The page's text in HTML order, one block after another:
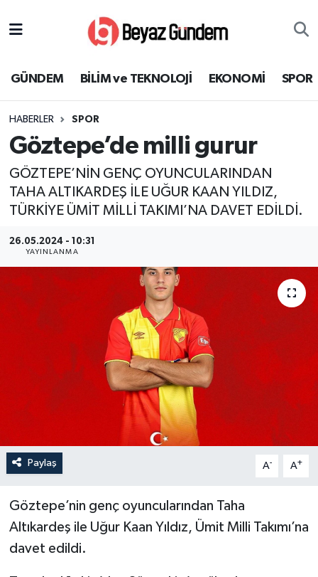
GÜNDEM BİLİM ve TEKNOLOJİ EKONOMİ SPOR
HABERLER SPOR
Göztepe’de milli gurur
GÖZTEPE’NİN GENÇ OYUNCULARINDAN
TAHA ALTIKARDEŞ İLE UĞUR KAAN YILDIZ,
TÜRKİYE ÜMİT MİLLİ TAKIMI’NA DAVET EDİLDİ.
26.05.2024 - 10:31
YAYINLANMA
Paylaş A- A+
Göztepe’nin genç oyuncularından Taha
Altıkardeş ile Uğur Kaan Yıldız, Ümit Milli Takımı’na
davet edildi.
EKONOMİ
SAĞLIK
EĞİTİM
YEREL
Süper Lig Puan Durumu ve Fikstür
Tüm Manşetler
Son Dakika Haberleri
Haber Arşivi